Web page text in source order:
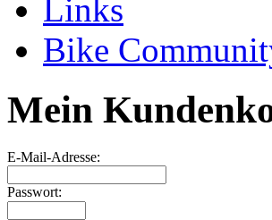
Links
Bike
Mein
E-Mail-Adresse:
Passwort: